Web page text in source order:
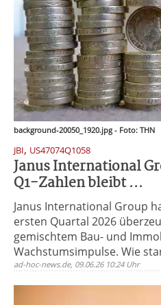
background-20050_1920.jpg - Foto: THN
JBI, US47074Q1058
Janus International
Q1-Zahlen bleibt ...
Janus International Group
ersten Quartal 2026
gemischtem Bau- und
Wachstumsimpulse. Wie
ad-hoc-news.de, 09.06.26 10:24 Uhr